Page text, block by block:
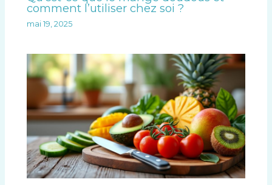
comment l’utiliser chez soi ?
mai 19, 2025